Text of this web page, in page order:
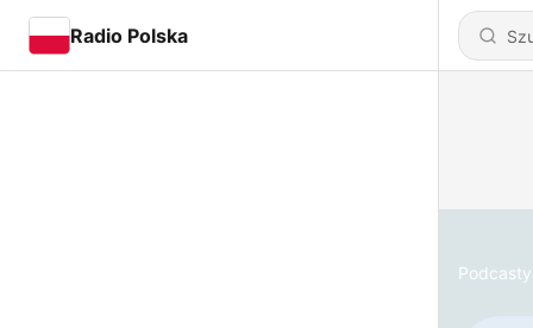
Radio Polska
Podcasty